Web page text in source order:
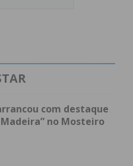
no CHTS vêm
de resposta e,
para doentes
tenham que se
João, no Porto, para
com destaque
no Mosteiro